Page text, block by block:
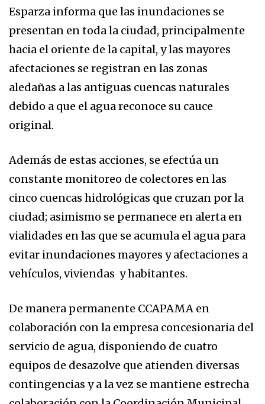
Esparza informa que las inundaciones se
presentan en toda la ciudad, principalmente
hacia el oriente de la capital, y las mayores
afectaciones se registran en las zonas
aledañas a las antiguas cuencas naturales
debido a que el agua reconoce su cauce
original.
Además de estas acciones, se efectúa un
constante monitoreo de colectores en las
cinco cuencas hidrológicas que cruzan por la
ciudad; asimismo se permanece en alerta en
vialidades en las que se acumula el agua para
evitar inundaciones mayores y afectaciones a
vehículos, viviendas y habitantes.
De manera permanente CCAPAMA en
colaboración con la empresa concesionaria del
servicio de agua, disponiendo de cuatro
equipos de desazolve que atienden diversas
contingencias y a la vez se mantiene estrecha